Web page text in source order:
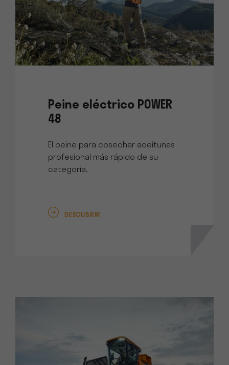
Peine eléctrico POWER
48
El peine para cosechar aceitunas
profesional más rápido de su
categoría.
DESCUBRIR